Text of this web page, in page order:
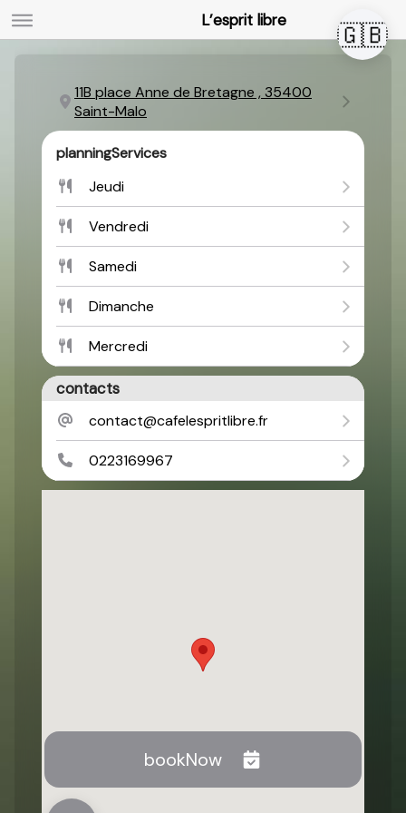
L’esprit libre
🇬🇧
11B place Anne de Bretagne , 35400
Saint-Malo
planningServices
Jeudi
Vendredi
Samedi
Dimanche
Mercredi
contacts
contact@cafelespritlibre.fr
0223169967
bookNow